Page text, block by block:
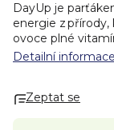
DayUp je
energie z přírody,
ovoce plné
konzervantů. Jen
doma, v práci i na
Detailní informace
Zeptat se